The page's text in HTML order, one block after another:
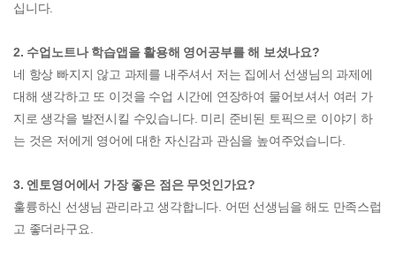
십니다.
2. 수업노트나 학습앱을 활용해 영어공부를 해 보셨나요?
네 항상 빠지지 않고 과제를 내주셔서 저는 집에서 선생님의 과제에
대해 생각하고 또 이것을 수업 시간에 연장하여 물어보셔서 여러 가
지로 생각을 발전시킬 수있습니다. 미리 준비된 토픽으로 이야기 하
는 것은 저에게 영어에 대한 자신감과 관심을 높여주었습니다.
3. 엔토영어에서 가장 좋은 점은 무엇인가요?
훌륭하신 선생님 관리라고 생각합니다. 어떤 선생님을 해도 만족스럽
고 좋더라구요.